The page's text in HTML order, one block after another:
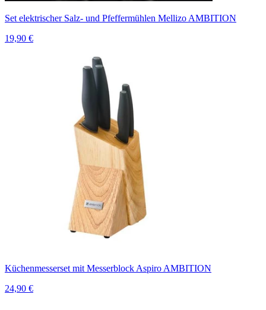
Set elektrischer Salz- und Pfeffermühlen Mellizo AMBITION
19,90 €
Küchenmesserset mit Messerblock Aspiro AMBITION
24,90 €